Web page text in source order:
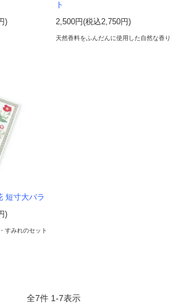
)
ト
2,500円(税込2,750円)
天然香料をふんだんに使用した自然な香り
短寸大バラ
)
すみれのセット
全7件 1-7表示